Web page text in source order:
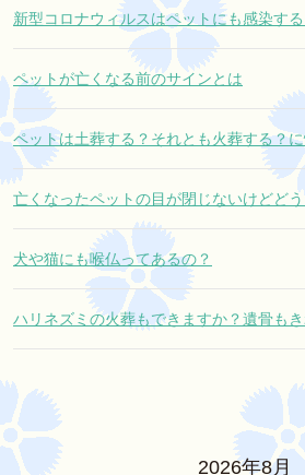
新型コロナウィルスはペットにも感染する
ペットが亡くなる前のサインとは
ペットは土葬する？それとも火葬する？
亡くなったペットの目が閉じないけどど
犬や猫にも喉仏ってあるの？
ハリネズミの火葬もできますか？遺骨も
2026年8月